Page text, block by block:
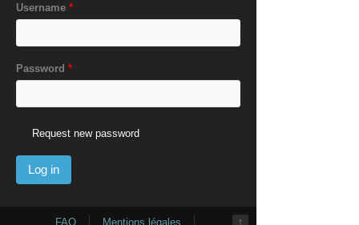
Username *
Password *
Request new password
↑
FAQ Mentions légales